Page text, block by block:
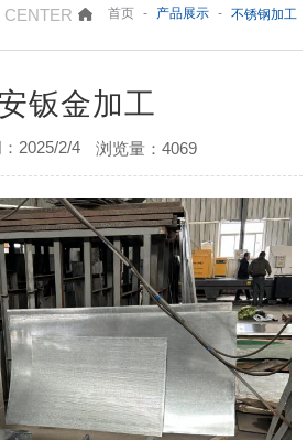
首页 - 产品展示 - 不锈钢加工
钣金加工
2025/2/4 浏览量：4069